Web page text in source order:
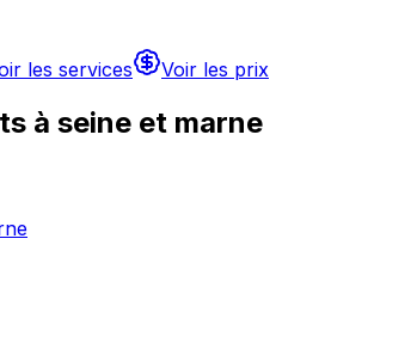
les services Voir les prix
à seine et marne